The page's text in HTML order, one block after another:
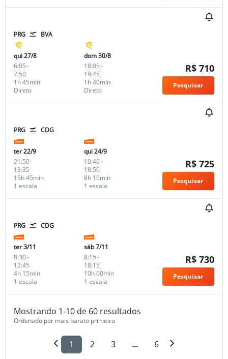
PRG BVA
qui 27/8
6:05-
7:50
Direto
1h 45min
dom 30/8
18:05-
19:45
Direto
1h 40min
R$ 710
Pesquisar
PRG CDG
ter 22/9
21:50-
13:35
1 escala
15h 45min
qui 24/9
10:40-
18:50
1 escala
8h 10min
R$ 725
Pesquisar
PRG CDG
ter 3/11
8:30-
12:45
1 escala
4h 15min
sáb 7/11
8:15-
18:15
1 escala
10h 00min
R$ 730
Pesquisar
Mostrando 1-10 de 60 resultados
Ordenado por mais barato primeiro
1 2 3 ... 6